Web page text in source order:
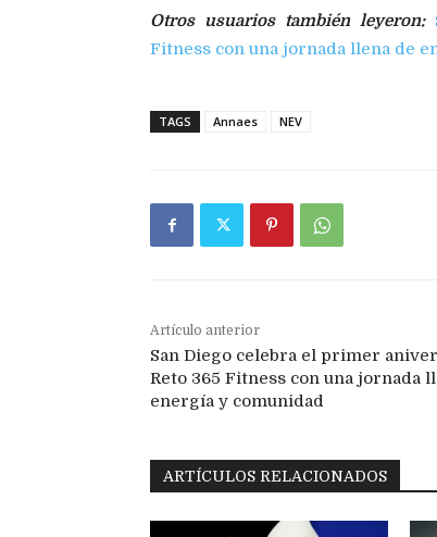
Otros usuarios también leyeron:
Fitness con una jornada llena de
TAGS Annaes NEV
Artículo anterior
San Diego celebra el primer
Reto 365 Fitness con una jornada
energía y comunidad
ARTÍCULOS RELACIONADOS